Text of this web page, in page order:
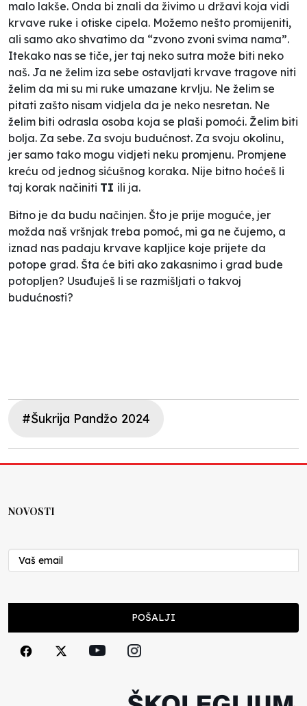
malo lakše. Onda bi znali da živimo u državi koja vidi
krvave ruke i otiske cipela. Možemo nešto promijeniti,
ali samo ako shvatimo da “zvono zvoni svima nama”.
Itekako nas se tiče, jer taj neko sutra može biti neko
naš. Ja ne želim iza sebe ostavljati krvave tragove niti
želim da mi su mi ruke umazane krvlju. Ne želim se
pitati zašto nisam vidjela da je neko nesretan. Ne
želim biti odrasla osoba koja se plaši pomoći. Želim biti
bolja. Za sebe. Za svoju budućnost. Za svoju okolinu,
jer samo tako mogu vidjeti neku promjenu. Promjene
kreću od jednog sićušnog koraka. Nije bitno hoćeš li
taj korak načiniti TI ili ja.
Bitno je da budu načinjen. Što je prije moguće, jer
možda naš vršnjak treba pomoć, mi ga ne čujemo, a
iznad nas padaju krvave kapljice koje prijete da
potope grad. Šta će biti ako zakasnimo i grad bude
potopljen? Usuđuješ li se razmišljati o takvoj
budućnosti?
#Šukrija Pandžo 2024
NOVOSTI
POŠALJI